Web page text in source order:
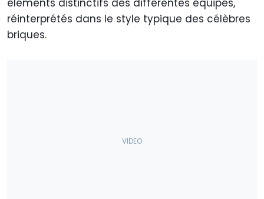
éléments distinctifs des différentes équipes,
réinterprétés dans le style typique des célèbres
briques.